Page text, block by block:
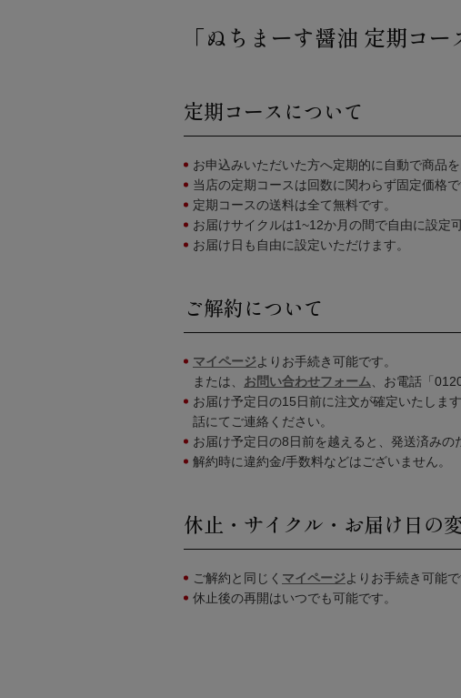
「ぬちまーす醤油 定期コ
定期コースについて
お申込みいただいた方へ定期的に自動で商品
当店の定期コースは回数に関わらず固定価格で
定期コースの送料は全て無料です。
お届けサイクルは1~12か月の間で自由に設定可
お届け日も自由に設定いただけます。
ご解約について
マイページよりお手続き可能です。
または、 お問い合わせフォーム、お電話「
お届け予定日の15日前に注文が確定いたしま
話にてご連絡ください。
お届け予定日の8日前を越えると、発送済み
解約時に違約金/手数料などはございません。
休止・サイクル・お届け日の
ご解約と同じく マイページよりお手続き可能で
休止後の再開はいつでも可能です。